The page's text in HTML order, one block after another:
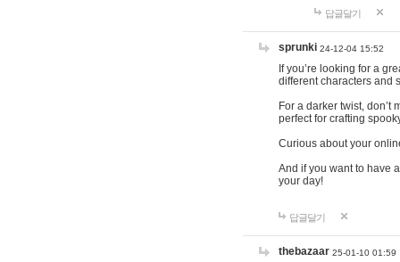
답글달기
sprunki 24-12-04 15:52
If you’re looking for a
different characters and
For a darker twist, don’t
perfect for crafting
Curious about your
And if you want to have
your day!
답글달기
thebazaar 25-01-10 01:59